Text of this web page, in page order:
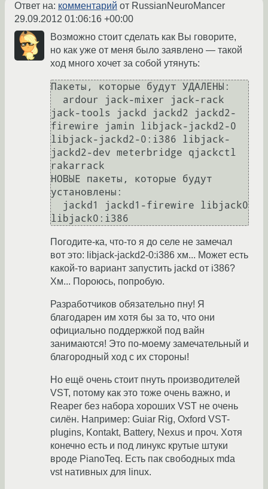
Ответ на: комментарий от RussianNeuroMancer
29.09.2012 01:06:16 +00:00
Возможно стоит сделать как Вы говорите,
но как уже от меня было заявлено — такой
ход много хочет за собой утянуть:
Пакеты, которые будут УДАЛЕНЫ:
jack-tools jackd jackd2 jackd2-
firewire jamin libjack-jackd2-0
libjack-jackd2-0:i386 libjack-
jackd2-dev meterbridge qjackctl
rakarrack
НОВЫЕ пакеты, которые будут
установлены:
Погодите-ка, что-то я до селе не замечал
вот это: libjack-jackd2-0:i386 хм... Может есть
какой-то вариант запустить jackd от i386?
Хм... Пороюсь, попробую.
Разработчиков обязательно пну! Я
благодарен им хотя бы за то, что они
официально поддержкой под вайн
занимаются! Это по-моему замечательный и
благородный ход с их стороны!
Но ещё очень стоит пнуть производителей
VST, потому как это тоже очень важно, и
Reaper без набора хороших VST не очень
силён. Например: Guiar Rig, Oxford VST-
plugins, Kontakt, Battery, Nexus и проч. Хотя
конечно есть и под линукс крутые штуки
вроде PianoTeq. Есть пак свободных mda
vst нативных для linux.